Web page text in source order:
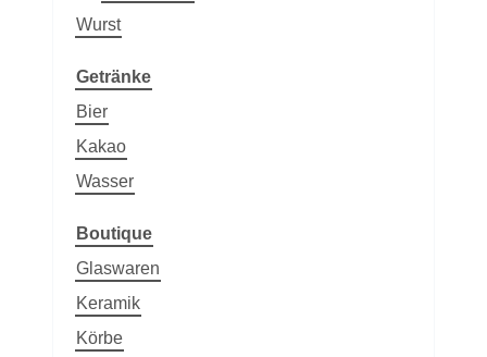
Wurst
Getränke
Bier
Kakao
Wasser
Boutique
Glaswaren
Keramik
Körbe